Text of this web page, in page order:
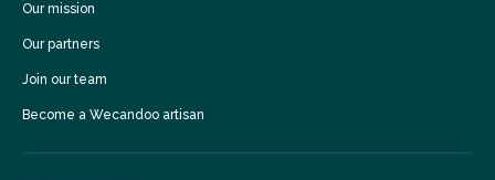
Our mission
Our partners
Join our team
Become a Wecandoo artisan